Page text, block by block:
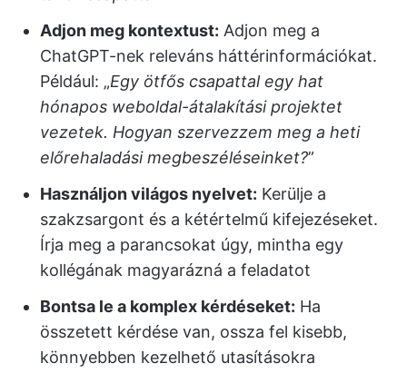
Adjon meg kontextust: Adjon meg a
ChatGPT-nek releváns háttérinformációkat.
Például: „Egy ötfős csapattal egy hat
hónapos weboldal-átalakítási projektet
vezetek. Hogyan szervezzem meg a heti
előrehaladási megbeszéléseinket?”
Használjon világos nyelvet: Kerülje a
szakzsargont és a kétértelmű kifejezéseket.
Írja meg a parancsokat úgy, mintha egy
kollégának magyarázná a feladatot
Bontsa le a komplex kérdéseket: Ha
összetett kérdése van, ossza fel kisebb,
könnyebben kezelhető utasításokra